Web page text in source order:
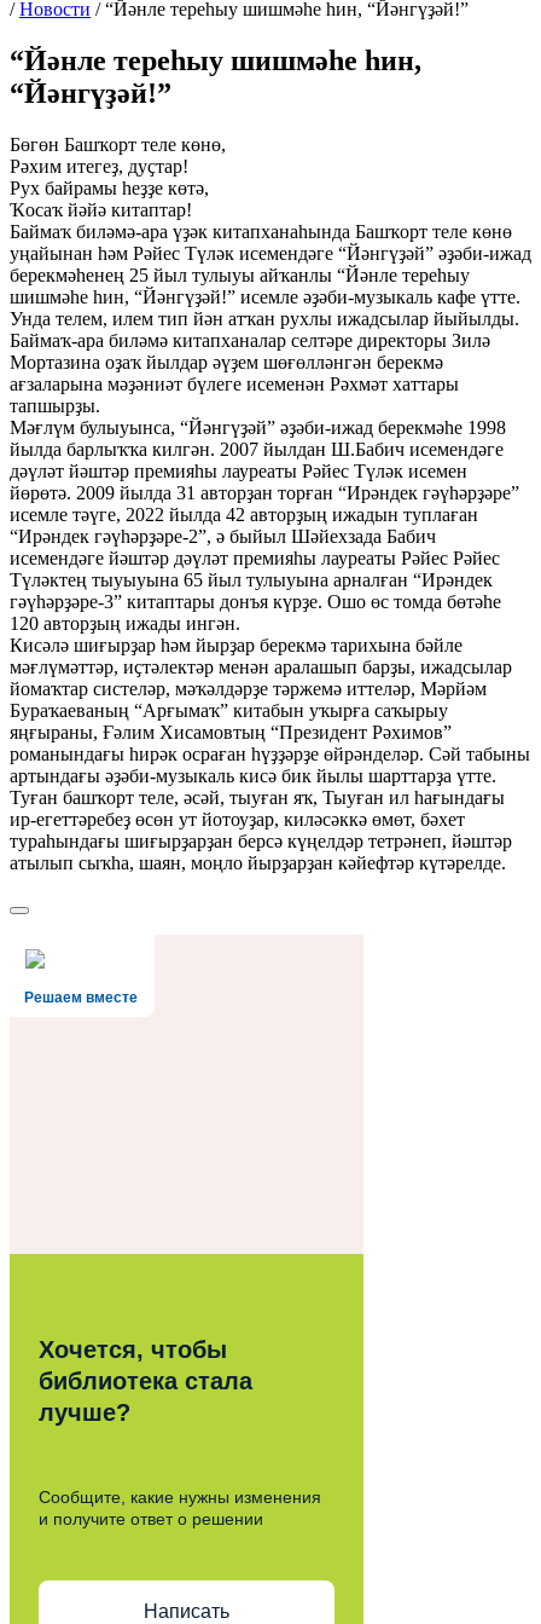
/Новости /“Йәнле тереһыу шишмәһе һин, “Йәнгүҙәй!”
“Йәнле тереһыу шишмәһе һин,
“Йәнгүҙәй!”
Бөгөн Башҡорт теле көнө,
Рәхим итегеҙ, дуҫтар!
Рух байрамы һеҙҙе көтә,
Ҡосаҡ йәйә китаптар!
Баймаҡ биләмә-ара үҙәк китапханаһында Башҡорт теле көнө
уңайынан һәм Рәйес Түләк исемендәге “Йәнгүҙәй” әҙәби-ижад
берекмәһенең 25 йыл тулыуы айҡанлы “Йәнле тереһыу
шишмәһе һин, “Йәнгүҙәй!” исемле әҙәби-музыкаль кафе үтте.
Унда телем, илем тип йән атҡан рухлы ижадсылар йыйылды.
Баймаҡ-ара биләмә китапханалар селтәре директоры Зилә
Мортазина оҙаҡ йылдар әүҙем шөғөлләнгән берекмә
ағзаларына мәҙәниәт бүлеге исеменән Рәхмәт хаттары
тапшырҙы.
Мәғлүм булыуынса, “Йәнгүҙәй” әҙәби-ижад берекмәһе 1998
йылда барлыҡҡа килгән. 2007 йылдан Ш.Бабич исемендәге
дәүләт йәштәр премияһы лауреаты Рәйес Түләк исемен
йөрөтә. 2009 йылда 31 авторҙан торған “Ирәндек гәүһәрҙәре”
исемле тәүге, 2022 йылда 42 авторҙың ижадын туплаған
“Ирәндек гәүһәрҙәре-2”, ә быйыл Шәйехзада Бабич
исемендәге йәштәр дәүләт премияһы лауреаты Рәйес Рәйес
Түләктең тыуыуына 65 йыл тулыуына арналған “Ирәндек
гәүһәрҙәре-3” китаптары донъя күрҙе. Ошо өс томда бөтәһе
120 авторҙың ижады ингән.
Кисәлә шиғырҙар һәм йырҙар берекмә тарихына бәйле
мәғлүмәттәр, иҫтәлектәр менән аралашып барҙы, ижадсылар
йомаҡтар систеләр, мәҡәлдәрҙе тәржемә иттеләр, Мәрйәм
Бураҡаеваның “Арғымаҡ” китабын уҡырға саҡырыу
яңғыраны, Ғәлим Хисамовтың “Президент Рәхимов”
романындағы һирәк осраған һүҙҙәрҙе өйрәнделәр. Сәй табыны
артындағы әҙәби-музыкаль кисә бик йылы шарттарҙа үтте.
Туған башҡорт теле, әсәй, тыуған яҡ, Тыуған ил һағындағы
ир-егеттәребеҙ өсөн ут йотоуҙар, киләсәккә өмөт, бәхет
тураһындағы шиғырҙарҙан берсә күңелдәр тетрәнеп, йәштәр
атылып сыҡһа, шаян, моңло йырҙарҙан кәйефтәр күтәрелде.
Решаем вместе
Хочется, чтобы
библиотека стала
лучше?
Сообщите, какие нужны изменения
и получите ответ о решении
Написать